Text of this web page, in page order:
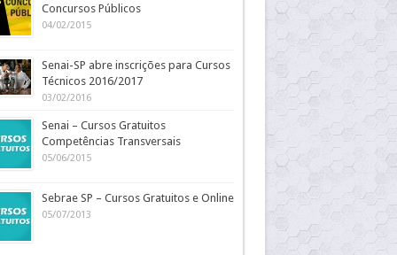
Concursos Públicos
04/02/2015
Senai-SP abre inscrições para Cursos
Técnicos 2016/2017
03/02/2016
Senai – Cursos Gratuitos
Competências Transversais
05/06/2015
Sebrae SP – Cursos Gratuitos e Online
05/07/2013